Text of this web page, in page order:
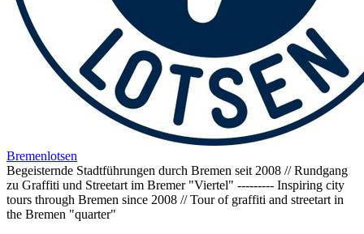
Bremenlotsen
Begeisternde Stadtführungen durch Bremen seit 2008 // Rundgang
zu Graffiti und Streetart im Bremer "Viertel" --‐------ Inspiring city
tours through Bremen since 2008 // Tour of graffiti and streetart in
the Bremen "quarter"